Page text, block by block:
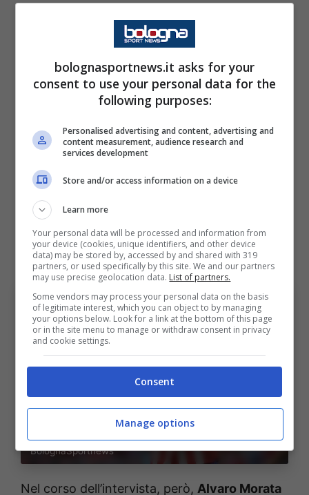
Madrid, Juventus, Chelsea, Atletico Madrid e
infine Milan: tappe prestigiose che però
hanno portato con sé anche pressioni
enormi. La sua testimonianza offre uno
spaccato autentico di quanto possa essere
difficile affrontare certe situazioni quando
l’attenzione mediatica è costante e ogni
scelta viene analizzata al microscopio.
L’Atletico Madrid ed il peso
delle critiche
L’Atletico Madrid ed il peso delle critiche (Ansa Foto) –
BolognaSportnews
Nel corso dell’intervista, però, Alvaro Morata
bolognasportnews.it asks for your
consent to use your personal data for the
following purposes:
Personalised advertising and content, advertising and
content measurement, audience research and
services development
Store and/or access information on a device
Learn more
Your personal data will be processed and information from
your device (cookies, unique identifiers, and other device
data) may be stored by, accessed by and shared with 319
partners, or used specifically by this site. We and our partners
may use precise geolocation data. List of partners.
Some vendors may process your personal data on the basis
of legitimate interest, which you can object to by managing
your options below. Look for a link at the bottom of this page
or in the site menu to manage or withdraw consent in privacy
and cookie settings.
Consent
Manage options